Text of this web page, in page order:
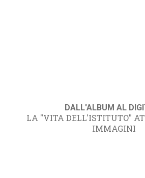
DALL'ALBUM AL
LA "VITA DELL'ISTITUTO"
IMMAGINI